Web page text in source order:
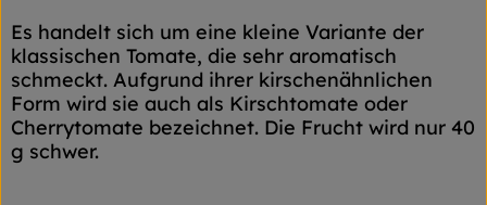
Es handelt sich um eine kleine Variante der
klassischen Tomate, die sehr aromatisch
schmeckt. Aufgrund ihrer kirschenähnlichen
Form wird sie auch als Kirschtomate oder
Cherrytomate bezeichnet. Die Frucht wird nur 40
g schwer.